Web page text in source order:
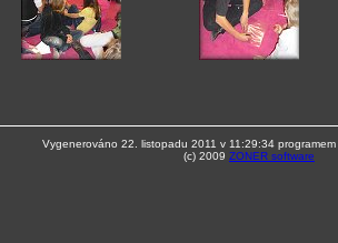
Vygenerováno 22. listopadu 2011 v 11:29:34 programem
(c) 2009 ZONER software